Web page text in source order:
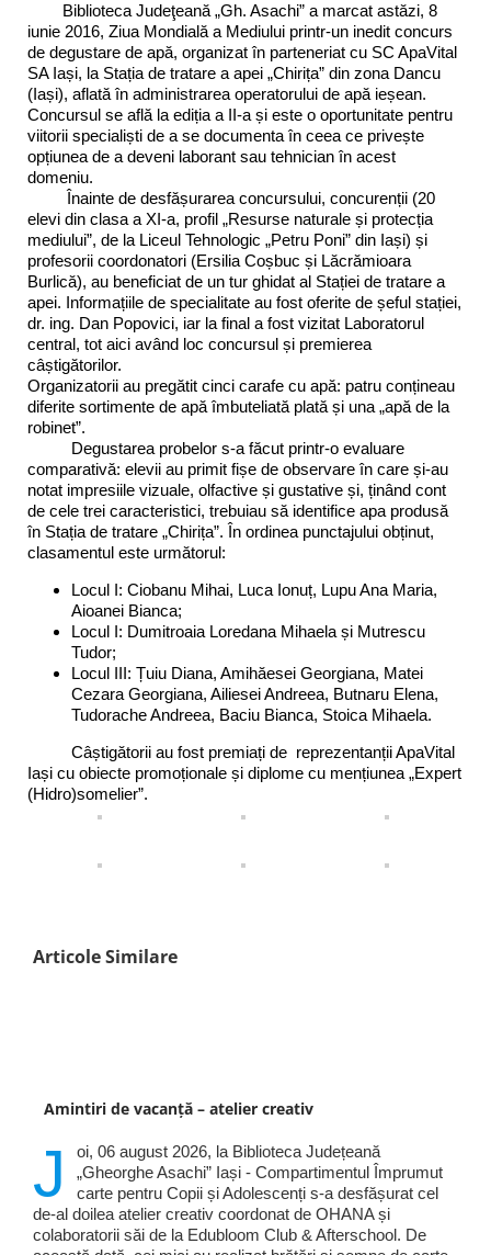
Biblioteca Judeţeană „Gh. Asachi” a marcat astăzi, 8
iunie 2016, Ziua Mondială a Mediului printr-un inedit concurs
de degustare de apă, organizat în parteneriat cu SC ApaVital
SA Iași, la Stația de tratare a apei „Chirița” din zona Dancu
(Iași), aflată în administrarea operatorului de apă ieșean.
Concursul se află la ediția a II-a și este o oportunitate pentru
viitorii specialiști de a se documenta în ceea ce privește
opțiunea de a deveni laborant sau tehnician în acest
domeniu.
Înainte de desfășurarea concursului, concurenții (20
elevi din clasa a XI-a, profil „Resurse naturale și protecția
mediului”, de la Liceul Tehnologic „Petru Poni” din Iași) și
profesorii coordonatori (Ersilia Coșbuc și Lăcrămioara
Burlică), au beneficiat de un tur ghidat al Stației de tratare a
apei. Informațiile de specialitate au fost oferite de șeful stației,
dr. ing. Dan Popovici, iar la final a fost vizitat Laboratorul
central, tot aici având loc concursul și premierea
câștigătorilor.
Organizatorii au pregătit cinci carafe cu apă: patru conțineau
diferite sortimente de apă îmbuteliată plată și una „apă de la
robinet”.
Degustarea probelor s-a făcut printr-o evaluare
comparativă: elevii au primit fișe de observare în care și-au
notat impresiile vizuale, olfactive și gustative și, ținând cont
de cele trei caracteristici, trebuiau să identifice apa produsă
în Stația de tratare „Chirița”. În ordinea punctajului obținut,
clasamentul este următorul:
Locul I: Ciobanu Mihai, Luca Ionuț, Lupu Ana Maria,
Aioanei Bianca;
Locul I: Dumitroaia Loredana Mihaela și Mutrescu
Tudor;
Locul III: Țuiu Diana, Amihăesei Georgiana, Matei
Cezara Georgiana, Ailiesei Andreea, Butnaru Elena,
Tudorache Andreea, Baciu Bianca, Stoica Mihaela.
Câștigătorii au fost premiați de reprezentanții ApaVital
Iași cu obiecte promoționale și diplome cu mențiunea „Expert
(Hidro)somelier”.
Articole Similare
Amintiri de vacanță – atelier creativ
J
oi, 06 august 2026, la Biblioteca Județeană
„Gheorghe Asachi” Iași - Compartimentul Împrumut
carte pentru Copii și Adolescenți s-a desfășurat cel
de-al doilea atelier creativ coordonat de OHANA și
colaboratorii săi de la Edubloom Club & Afterschool. De